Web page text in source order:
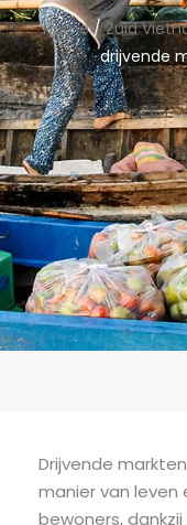
Home/Zuid
drijvende
Drijvende
manier van leven
bewoners,